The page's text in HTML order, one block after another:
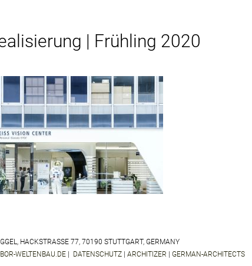
| Frühling 2020
ZEISS VISION CENTER FUKUOKA
JAPAN
HACKSTRASSE 77, 70190 STUTTGART, GERMANY
WELTENBAU.DE DATENSCHUTZ ARCHITIZER GERMAN-ARCHITECTS